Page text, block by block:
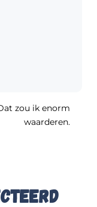
zou ik enorm
waarderen.